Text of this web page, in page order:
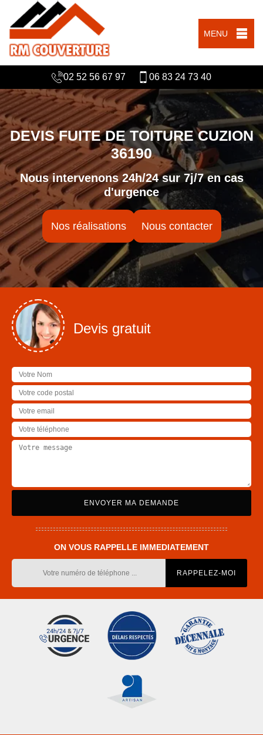
MENU
02 52 56 67 97 06 83 24 73 40
DEVIS FUITE DE TOITURE CUZION
36190
Nous intervenons 24h/24 sur 7j/7 en cas
d'urgence
Nos réalisations Nous contacter
Devis gratuit
ON VOUS RAPPELLE IMMEDIATEMENT